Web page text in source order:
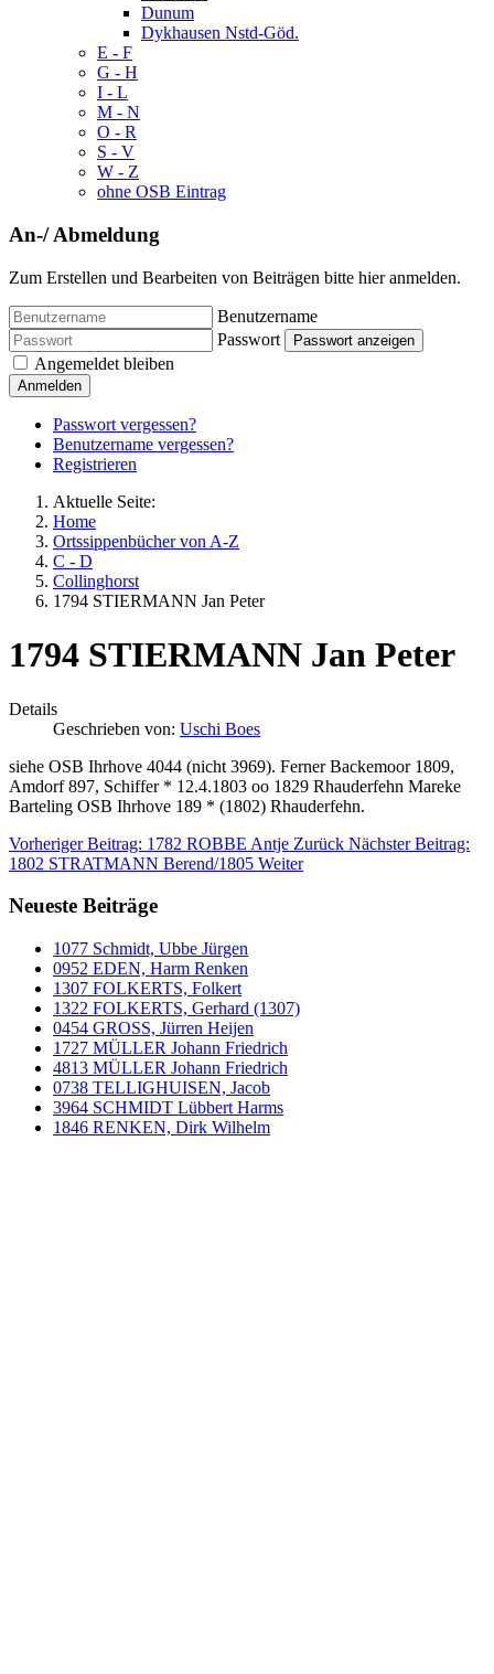
Dunum
Dykhausen Nstd-Göd.
E - F
G - H
I - L
M - N
O - R
S - V
W - Z
ohne OSB Eintrag
An-/ Abmeldung
Zum Erstellen und Bearbeiten von Beiträgen bitte hier anmelden.
Benutzername
Passwort
Passwort anzeigen
Angemeldet bleiben
Anmelden
Passwort vergessen?
Benutzername vergessen?
Registrieren
Aktuelle Seite:
Home
Ortssippenbücher von A-Z
C - D
Collinghorst
1794 STIERMANN Jan Peter
1794 STIERMANN Jan Peter
Details
Geschrieben von: Uschi Boes
siehe OSB Ihrhove 4044 (nicht 3969). Ferner Backemoor 1809,
Amdorf 897, Schiffer * 12.4.1803 oo 1829 Rhauderfehn Mareke
Barteling OSB Ihrhove 189 * (1802) Rhauderfehn.
Vorheriger Beitrag: 1782 ROBBE Antje Zurück Nächster Beitrag:
1802 STRATMANN Berend/1805 Weiter
Neueste Beiträge
1077 Schmidt, Ubbe Jürgen
0952 EDEN, Harm Renken
1307 FOLKERTS, Folkert
1322 FOLKERTS, Gerhard (1307)
0454 GROSS, Jürren Heijen
1727 MÜLLER Johann Friedrich
4813 MÜLLER Johann Friedrich
0738 TELLIGHUISEN, Jacob
3964 SCHMIDT Lübbert Harms
1846 RENKEN, Dirk Wilhelm